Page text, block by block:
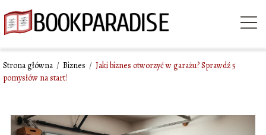
Strona główna / Biznes / Jaki biznes otworzyć w garażu? Sprawdź 5
pomysłów na start!